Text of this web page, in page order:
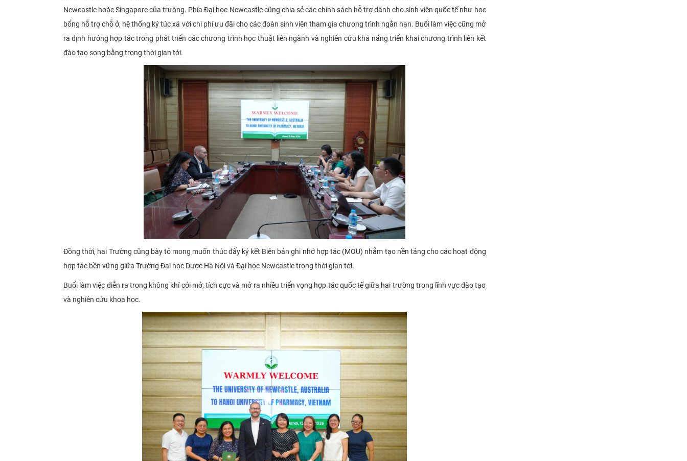
Newcastle hoặc Singapore của trường. Phía Đại học Newcastle cũng chia sẻ các chính sách hỗ trợ dành cho sinh viên quốc tế như học
bổng hỗ trợ chỗ ở, hệ thống ký túc xá với chi phí ưu đãi cho các đoàn sinh viên tham gia chương trình ngắn hạn. Buổi làm việc cũng mở
ra định hướng hợp tác trong phát triển các chương trình học thuật liên ngành và nghiên cứu khả năng triển khai chương trình liên kết
đào tạo song bằng trong thời gian tới.
Đồng thời, hai Trường cũng bày tỏ mong muốn thúc đẩy ký kết Biên bản ghi nhớ hợp tác (MOU) nhằm tạo nền tảng cho các hoạt động
hợp tác bền vững giữa Trường Đại học Dược Hà Nội và Đại học Newcastle trong thời gian tới.
Buổi làm việc diễn ra trong không khí cởi mở, tích cực và mở ra nhiều triển vọng hợp tác quốc tế giữa hai trường trong lĩnh vực đào tạo
và nghiên cứu khoa học.